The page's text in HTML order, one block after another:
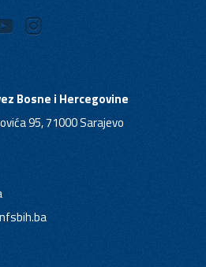
Bosne i Hercegovine
95, 71000 Sarajevo